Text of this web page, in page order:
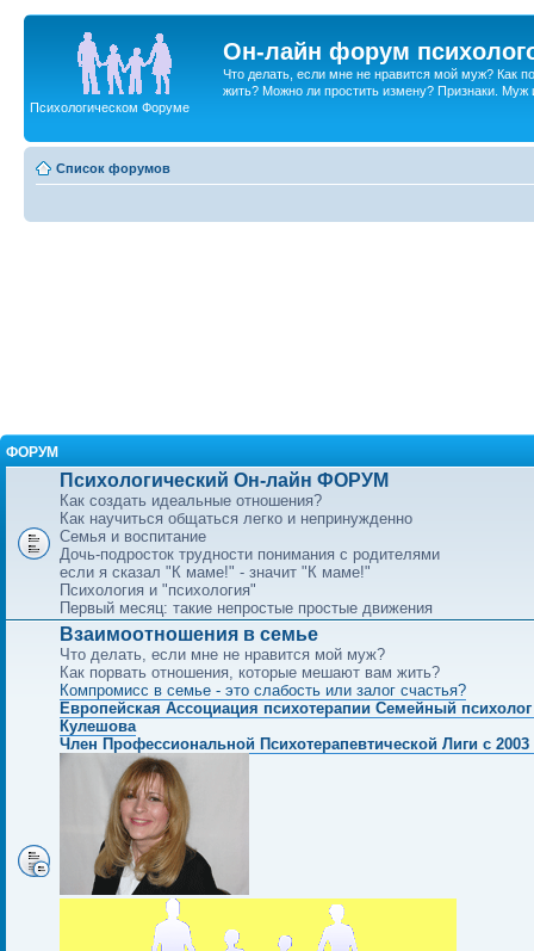
Он-лайн форум
Что делать, если мне не нравится мой муж? Как
жить? Можно ли простить измену? Признаки. Муж
Психологическом Форуме
Список форумов
ФОРУМ
Психологический Он-лайн ФОРУМ
Как создать идеальные отношения?
Как научиться общаться легко и непринужденно
Семья и воспитание
Дочь-подросток трудности понимания с родителями
если я сказал "К маме!" - значит "К маме!"
Психология и "психология"
Первый месяц: такие непростые простые движения
Взаимоотношения в семье
Что делать, если мне не нравится мой муж?
Как порвать отношения, которые мешают вам жить?
Компромисс в семье - это слабость или залог счастья?
Европейская Ассоциация психотерапии Семейный
Кулешова
Член Профессиональной Психотерапевтической Лиги с 2003